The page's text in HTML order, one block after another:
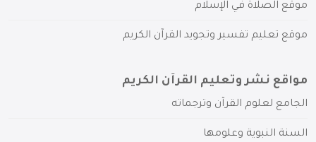
موقع الصلاة في الإسلام
موقع تعليم تفسير وتجويد القرآن الكريم
مواقع نشر وتعليم القرآن الكريم
الجامع لعلوم القرآن وترجماته
السنة النبوية وعلومها